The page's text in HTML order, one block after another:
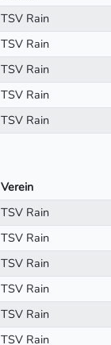
TSV Rain
TSV Rain
TSV Rain
TSV Rain
TSV Rain
Verein
TSV Rain
TSV Rain
TSV Rain
TSV Rain
TSV Rain
TSV Rain